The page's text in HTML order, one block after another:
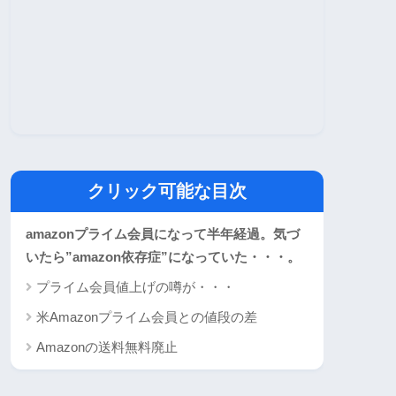
クリック可能な目次
amazonプライム会員になって半年経過。気づ
いたら”amazon依存症”になっていた・・・。
プライム会員値上げの噂が・・・
米Amazonプライム会員との値段の差
Amazonの送料無料廃止